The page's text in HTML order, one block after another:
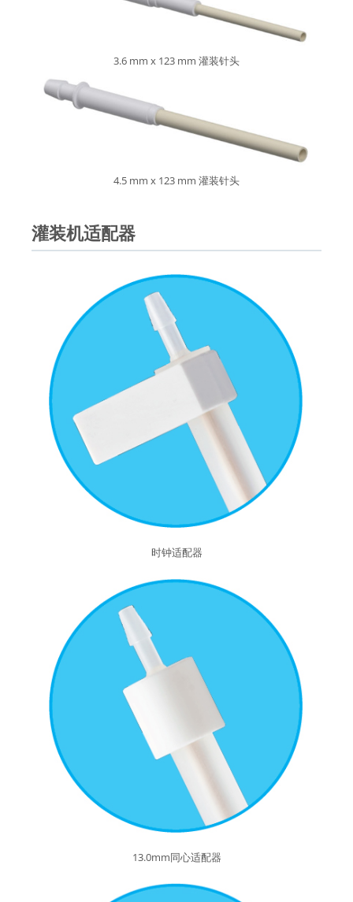
3.6 mm x 123 mm 灌装针头
4.5 mm x 123 mm 灌装针头
灌装机适配器
时钟适配器
13.0mm同心适配器